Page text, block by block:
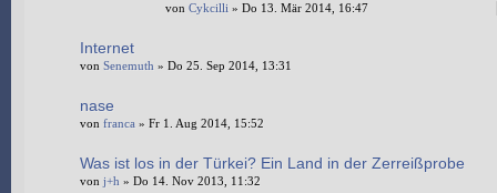
von Cykcilli » Do 13. Mär 2014, 16:47
Internet
von Senemuth » Do 25. Sep 2014, 13:31
nase
von franca » Fr 1. Aug 2014, 15:52
Was ist los in der Türkei? Ein Land in der Zerreißprobe
von j+h » Do 14. Nov 2013, 11:32